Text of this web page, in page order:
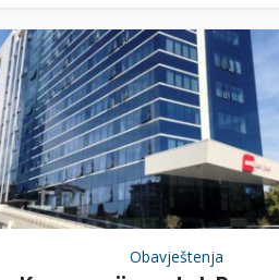
Obavještenja